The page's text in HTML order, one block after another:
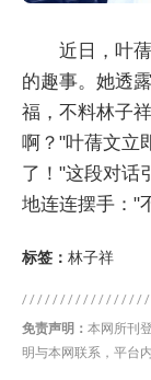
近日，叶
的趣事。她透
福，不料林子
啊？"叶蒨文立
了！"这段对话
地连连摆手："
标签： 林子祥
免责声明： 本网所刊
明与本网联系，平台